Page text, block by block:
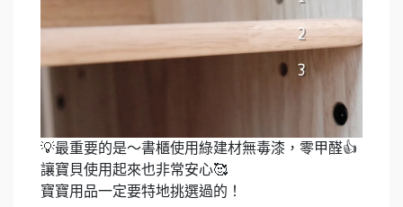
💡最重要的是～書櫃使用綠建材無毒漆，零甲醛👍
讓寶貝使用起來也非常安心🥰
寶寶用品一定要特地挑選過的！